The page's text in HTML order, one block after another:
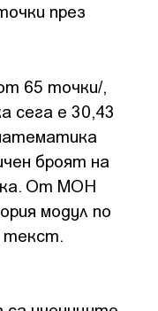
през
65 точки/,
сега е 30,43
броят на
От МОН
модул по
текст.